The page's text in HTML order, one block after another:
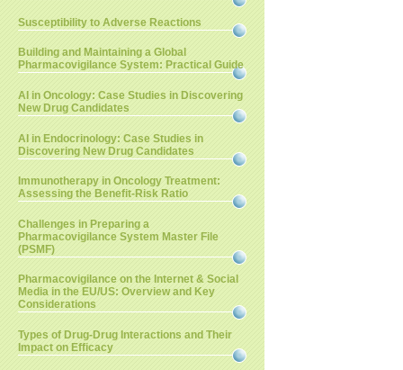
Susceptibility to Adverse Reactions
Building and Maintaining a Global
Pharmacovigilance System: Practical Guide
AI in Oncology: Case Studies in Discovering
New Drug Candidates
AI in Endocrinology: Case Studies in
Discovering New Drug Candidates
Immunotherapy in Oncology Treatment:
Assessing the Benefit-Risk Ratio
Challenges in Preparing a
Pharmacovigilance System Master File
(PSMF)
Pharmacovigilance on the Internet & Social
Media in the EU/US: Overview and Key
Considerations
Types of Drug-Drug Interactions and Their
Impact on Efficacy